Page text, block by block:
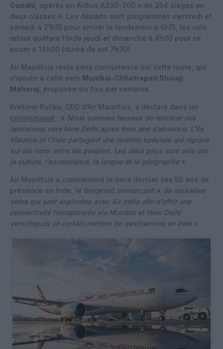
Gandhi , opérés en Airbus A330-200 « de 254 sièges en
deux classes ». Les départs sont programmés mercredi et
samedi à 21h15 pour arriver le lendemain à 6h15, les vols
retour quittant l’Inde jeudi et dimanche à 8h00 pour se
poser à 14h00 (durée de vol 7h30).
Air Mauritius reste sans concurrence sur cette route, qui
s’ajoute à celle vers Mumbai-Chhatrapati Shivaji
Maharaj , proposée six fois par semaine.
Krešimir Kučko, CEO d’Air Mauritius, a déclaré dans un
communiqué : « Nous sommes heureux de relancer nos
opérations vers New Delhi après trois ans d’absence. L’île
Maurice et l’Inde partagent une relation spéciale qui repose
sur les liens entre les peuples. Les deux pays sont unis par
la culture, l’ascendance, la langue et la géographie ».
Air Mauritius a commémoré le mois dernier ses 50 ans de
présence en Inde, le dirigeant annonçant « de nouvelles
voies qui sont explorées avec Air India afin d’offrir une
connectivité transparente via Mumbai et New Delhi
vers/depuis un certain nombre de destinations en Inde ».